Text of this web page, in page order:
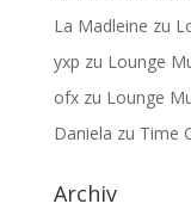
La Madleine zu
yxp zu Lounge
ofxzu Lounge
Daniela zu Time
Archiv